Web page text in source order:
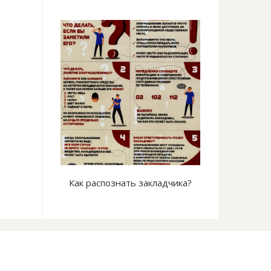
Как распознать закладчика?